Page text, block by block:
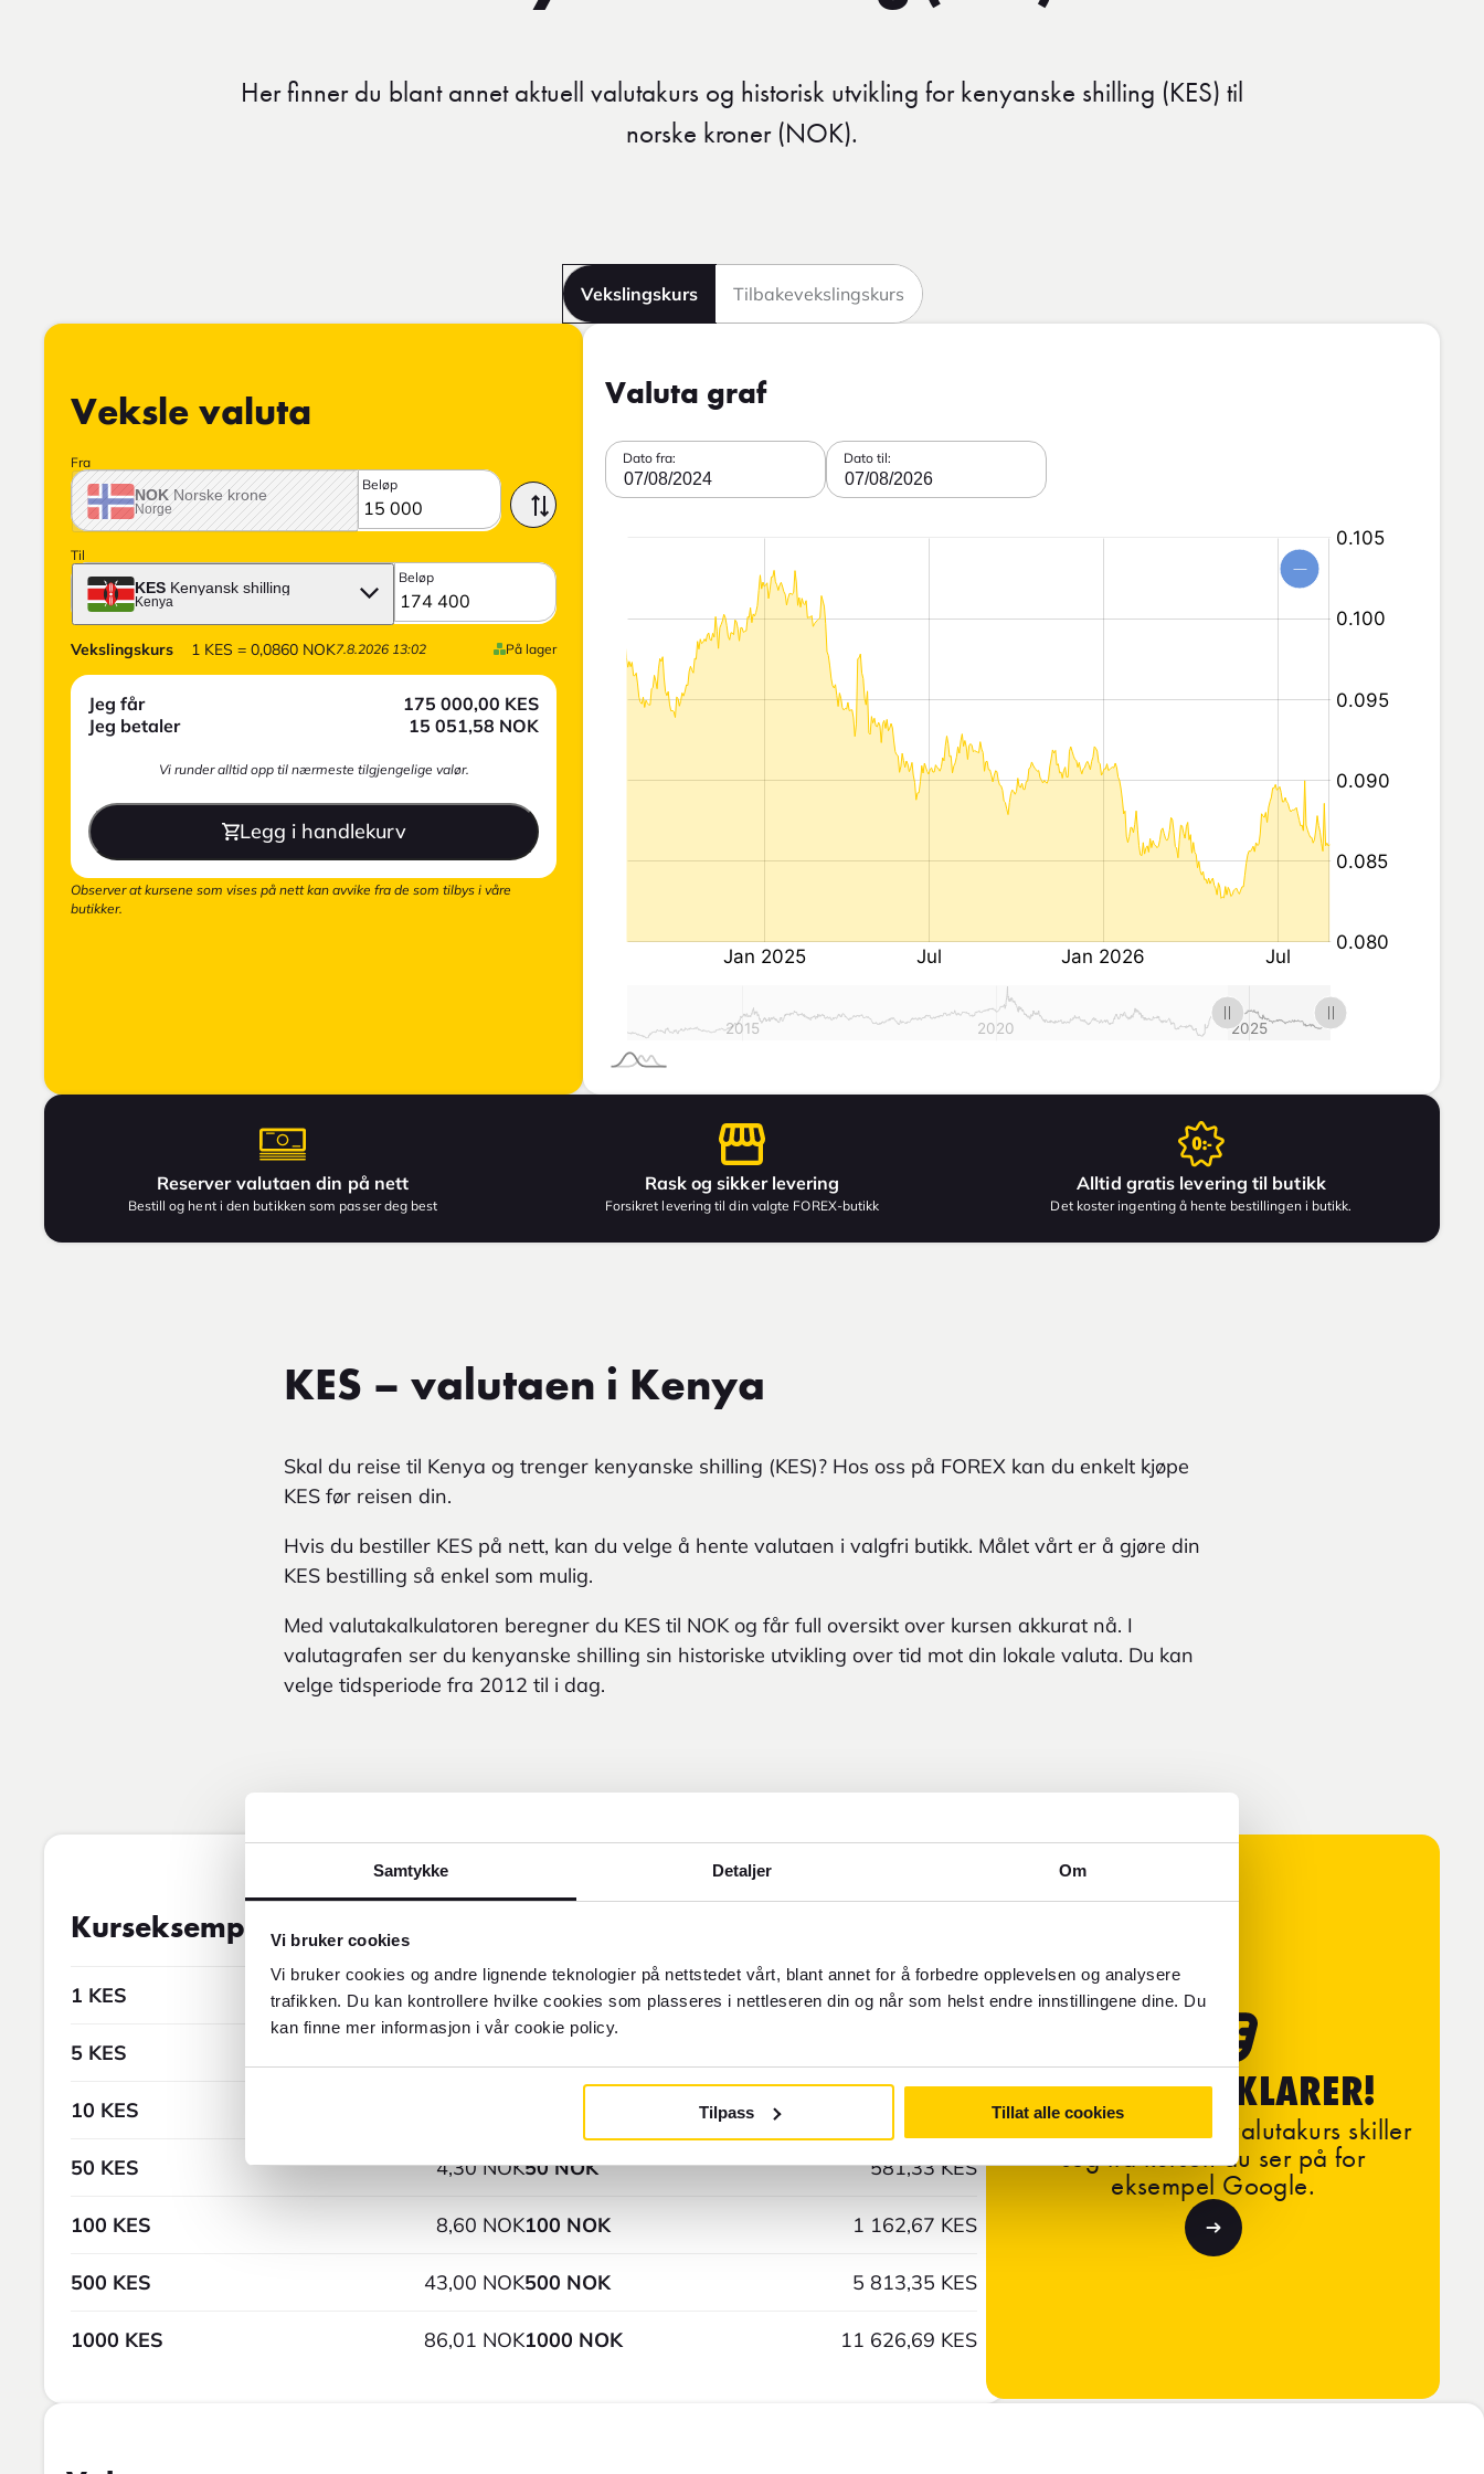
Samtykke Detaljer Om
Vi bruker cookies
Vi bruker cookies og andre lignende teknologier på nettstedet vårt, blant annet for å forbedre opplevelsen og analysere
trafikken. Du kan kontrollere hvilke cookies som plasseres i nettleseren din og når som helst endre innstillingene dine. Du
kan finne mer informasjon i vår cookie policy.
Tilpass Tillat alle cookies
Her finner du blant annet aktuell valutakurs og historisk utvikling for kenyanske shilling (KES) til
norske kroner (NOK).
Vekslingskurs Tilbakevekslingskurs
Veksle valuta
Fra
NOK Norske krone
Norge
Beløp
Til
KES Kenyansk shilling
Kenya
Beløp
Vekslingskurs 1 KES = 0,0860 NOK7.8.2026 13:02 På lager
Jeg får 175 000,00 KES
Jeg betaler
15 051,58 NOK
Vi runder alltid opp til nærmeste tilgjengelige valør.
Legg i handlekurv
Observer at kursene som vises på nett kan avvike fra de som tilbys i våre
butikker.
Valuta graf
Dato fra:
07/08/2024
Dato til:
07/08/2026
Reserver valutaen din på nett
Bestill og hent i den butikken som passer deg best
Rask og sikker levering
Forsikret levering til din valgte FOREX-butikk
Alltid gratis levering til butikk
Det koster ingenting å hente bestillingen i butikk.
KES – valutaen i Kenya
Skal du reise til Kenya og trenger kenyanske shilling (KES)? Hos oss på FOREX kan du enkelt kjøpe
KES før reisen din.
Hvis du bestiller KES på nett, kan du velge å hente valutaen i valgfri butikk. Målet vårt er å gjøre din
KES bestilling så enkel som mulig.
Med valutakalkulatoren beregner du KES til NOK og får full oversikt over kursen akkurat nå. I
valutagrafen ser du kenyanske shilling sin historiske utvikling over tid mot din lokale valuta. Du kan
velge tidsperiode fra 2012 til i dag.
Kurseksempel
1 KES 0,09 NOK
5 KES
10 KES
50 KES 4,30 NOK
100 KES 8,60 NOK
500 KES 43,00 NOK
1000 KES 86,01 NOK
1 NOK 11,63 KES
50 NOK 581,33 KES
100 NOK 1 162,67 KES
500 NOK 5 813,35 KES
1000 NOK 11 626,69 KES
FOREX FORKLARER!
Les om hvorfor vår valutakurs skiller
seg fra kursen du ser på for
eksempel Google.